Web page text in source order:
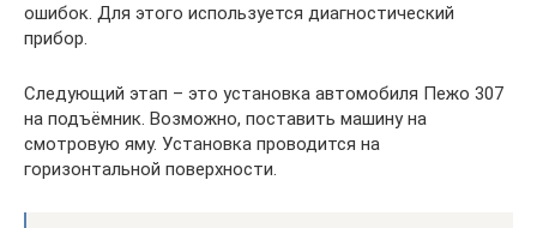
ошибок. Для этого используется диагностический
прибор.
Следующий этап – это установка автомобиля Пежо 307
на подъёмник. Возможно, поставить машину на
смотровую яму. Установка проводится на
горизонтальной поверхности.